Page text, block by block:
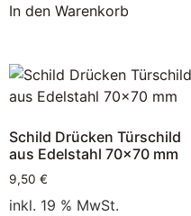
In den Warenkorb
Schild Drücken Türschild
aus Edelstahl 70×70 mm
9,50 €
inkl. 19 % MwSt.